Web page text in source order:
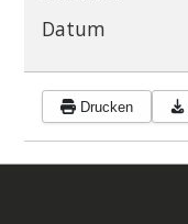
Datum
Drucken